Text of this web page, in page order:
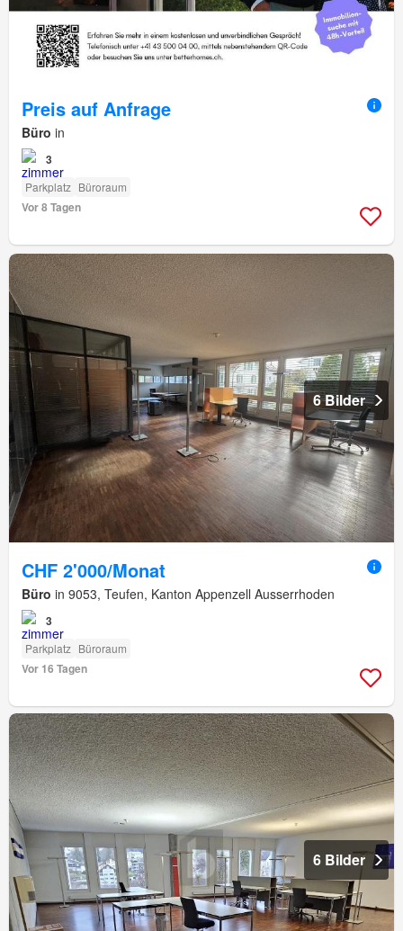
Preis auf Anfrage
Büro in
3
Parkplatz Büroraum
Vor 8 Tagen
6 Bilder
CHF 2'000/Monat
Büro in 9053, Teufen, Kanton Appenzell Ausserrhoden
3
Parkplatz Büroraum
Vor 16 Tagen
6 Bilder